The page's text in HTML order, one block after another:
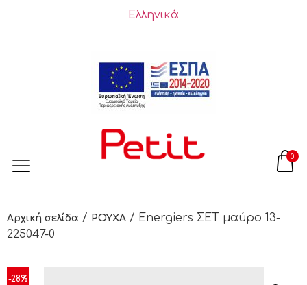
Ελληνικά
0
Αρχική σελίδα / ΡΟΥΧΑ / Energiers ΣΕΤ μαύρο 13-
225047-0
-28%